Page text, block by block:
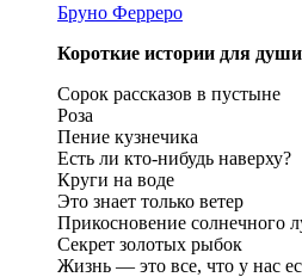
Бруно Ферреро
Короткие истории для
Сорок рассказов в пустыне
Роза
Пение кузнечика
Есть ли кто-нибудь наверху?
Круги на воде
Это знает только ветер
Прикосновение солнечного
Секрет золотых рыбок
Жизнь — это все, что у нас